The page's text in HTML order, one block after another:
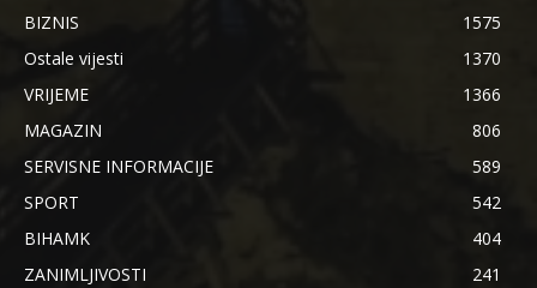
BIZNIS
1575
Ostale vijesti
1370
VRIJEME
1366
MAGAZIN
806
SERVISNE INFORMACIJE
589
SPORT
542
BIHAMK
404
ZANIMLJIVOSTI
241